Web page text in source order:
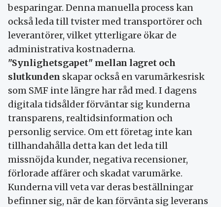
besparingar. Denna manuella process kan
också leda till tvister med transportörer och
leverantörer, vilket ytterligare ökar de
administrativa kostnaderna.
"Synlighetsgapet" mellan lagret och
slutkunden skapar också en varumärkesrisk
som SMF inte längre har råd med. I dagens
digitala tidsålder förväntar sig kunderna
transparens, realtidsinformation och
personlig service. Om ett företag inte kan
tillhandahålla detta kan det leda till
missnöjda kunder, negativa recensioner,
förlorade affärer och skadat varumärke.
Kunderna vill veta var deras beställningar
befinner sig, när de kan förvänta sig leverans